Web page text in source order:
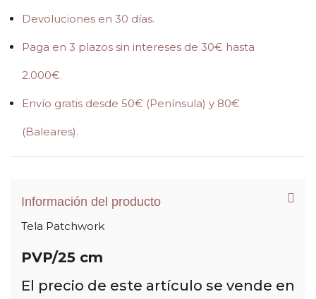
Devoluciones en 30 días.
Paga en 3 plazos sin intereses de 30€ hasta
2.000€.
Envío gratis desde 50€ (Península) y 80€
(Baleares).
Información del producto
Tela Patchwork
PVP/25 cm
El precio de este artículo se vende en